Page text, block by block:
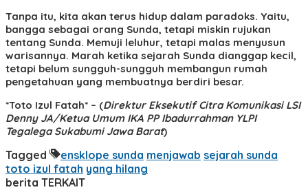
Tanpa itu, kita akan terus hidup dalam paradoks. Yaitu,
bangga sebagai orang Sunda, tetapi miskin rujukan
tentang Sunda. Memuji leluhur, tetapi malas menyusun
warisannya. Marah ketika sejarah Sunda dianggap kecil,
tetapi belum sungguh-sungguh membangun rumah
pengetahuan yang membuatnya berdiri besar.
*Toto Izul Fatah* – (Direktur Eksekutif Citra Komunikasi LSI
Denny JA/Ketua Umum IKA PP Ibadurrahman YLPI
Tegalega Sukabumi Jawa Barat)
Tagged ensklope sunda menjawab sejarah sunda
toto izul fatah yang hilang
berita TERKAIT